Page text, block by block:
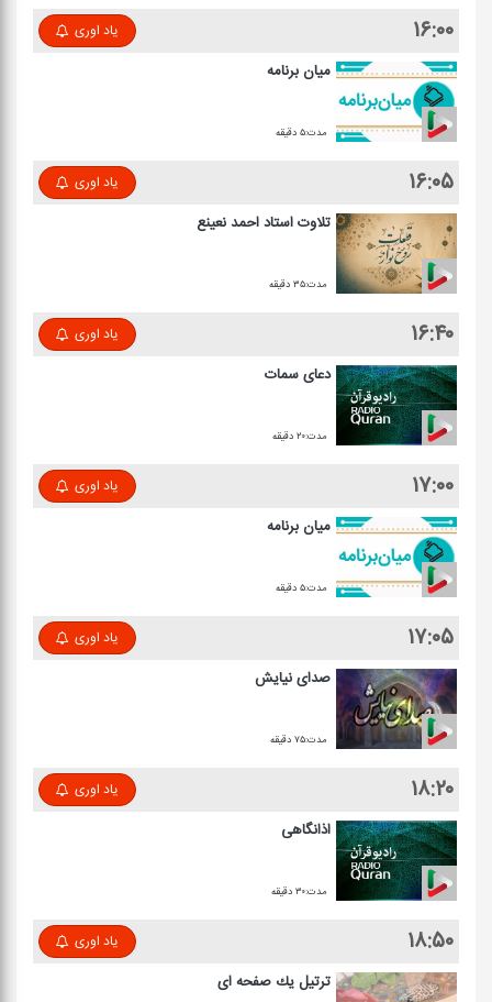
۱۶:۰۰ یاد اوری
میان برنامه
مدت:۵ دقیقه
۱۶:۰۵ یاد اوری
تلاوت استاد احمد نعینع
مدت:۳۵ دقیقه
۱۶:۴۰ یاد اوری
دعای سمات
مدت:۲۰ دقیقه
۱۷:۰۰ یاد اوری
میان برنامه
مدت:۵ دقیقه
۱۷:۰۵ یاد اوری
صدای نیایش
مدت:۷۵ دقیقه
۱۸:۲۰ یاد اوری
اذانگاهی
مدت:۳۰ دقیقه
۱۸:۵۰ یاد اوری
ترتیل یك صفحه ای